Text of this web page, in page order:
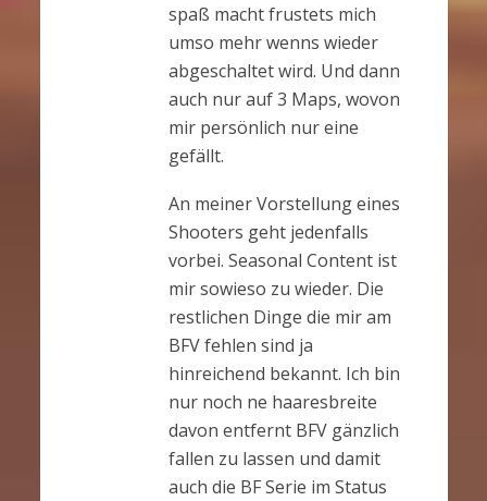
spaß macht frustets mich
umso mehr wenns wieder
abgeschaltet wird. Und dann
auch nur auf 3 Maps, wovon
mir persönlich nur eine
gefällt.
An meiner Vorstellung eines
Shooters geht jedenfalls
vorbei. Seasonal Content ist
mir sowieso zu wieder. Die
restlichen Dinge die mir am
BFV fehlen sind ja
hinreichend bekannt. Ich bin
nur noch ne haaresbreite
davon entfernt BFV gänzlich
fallen zu lassen und damit
auch die BF Serie im Status